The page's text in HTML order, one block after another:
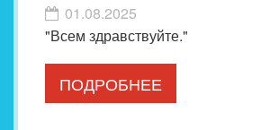
01.08.2025
"Всем здравствуйте."
ПОДРОБНЕЕ